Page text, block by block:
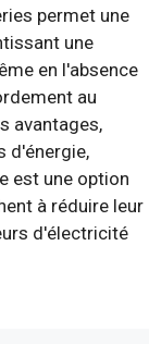
permet une
une
en l'absence
au
avantages,
d'énergie,
est une option
à réduire leur
d'électricité